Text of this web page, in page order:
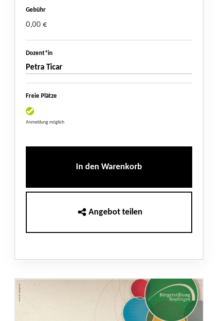
Gebühr
0,00 €
Dozent*in
Petra Ticar
Freie Plätze
Anmeldung möglich
In den Warenkorb
Angebot teilen